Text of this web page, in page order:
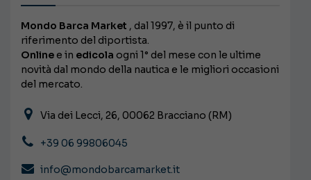
Mondo Barca Market , dal 1997, è il punto di
riferimento del diportista.
Online e in edicola ogni 1° del mese con le ultime
novità dal mondo della nautica e le migliori occasioni
del mercato.
Via dei Lecci, 26, 00062 Bracciano (RM)
+39 06 99806045
info@mondobarcamarket.it